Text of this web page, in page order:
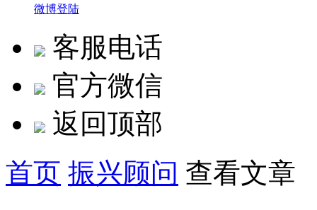
微博登陆
客服电话
官方微信
返回顶部
首页 振兴顾问 查看文章